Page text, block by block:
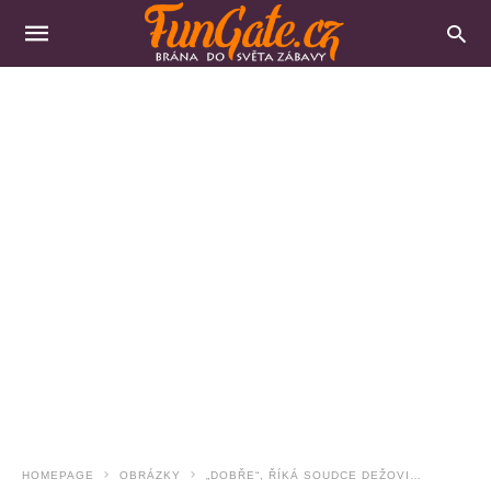
HOMEPAGE OBRÁZKY „DOBŘE“, ŘÍKÁ SOUDCE DEŽOVI…